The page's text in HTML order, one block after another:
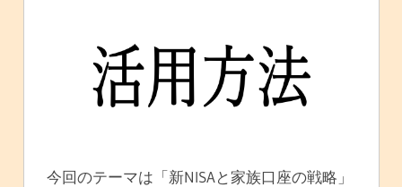
今回のテーマは「新NISAと家族口座の戦略」